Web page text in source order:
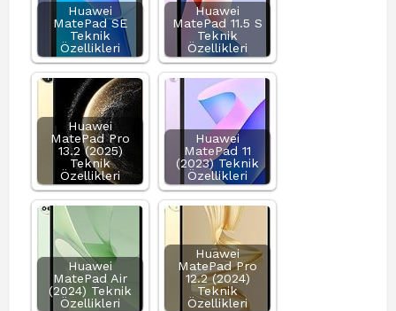
Huawei
MatePad SE
Teknik
Özellikleri
Huawei
MatePad 11.5 S
Teknik
Özellikleri
Huawei
MatePad Pro
13.2 (2025)
Teknik
Özellikleri
Huawei
MatePad 11
(2023) Teknik
Özellikleri
Huawei
MatePad Air
(2024) Teknik
Özellikleri
Huawei
MatePad Pro
12.2 (2024)
Teknik
Özellikleri